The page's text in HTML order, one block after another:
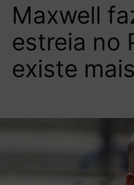
Maxwell
estreia no
existe